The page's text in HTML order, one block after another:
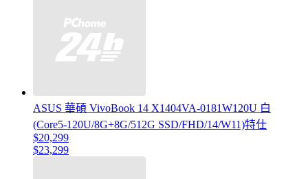
ASUS 華碩 VivoBook 14 X1404VA-0181W120U 白
(Core5-120U/8G+8G/512G SSD/FHD/14/W11)特仕
$20,299
$23,299